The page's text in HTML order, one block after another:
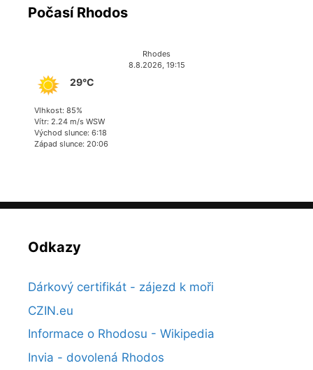
Počasí Rhodos
Rhodes
8.8.2026, 19:15
29°C
Vlhkost: 85%
Vítr: 2.24 m/s WSW
Východ slunce: 6:18
Západ slunce: 20:06
Odkazy
Dárkový certifikát - zájezd k moři
CZIN.eu
Informace o Rhodosu - Wikipedia
Invia - dovolená Rhodos